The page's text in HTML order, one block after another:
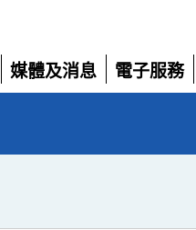
媒體及消息
展
電子服務
展